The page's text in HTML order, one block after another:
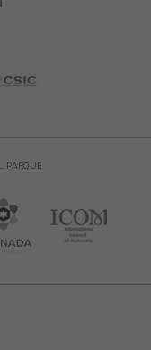
PARQUE